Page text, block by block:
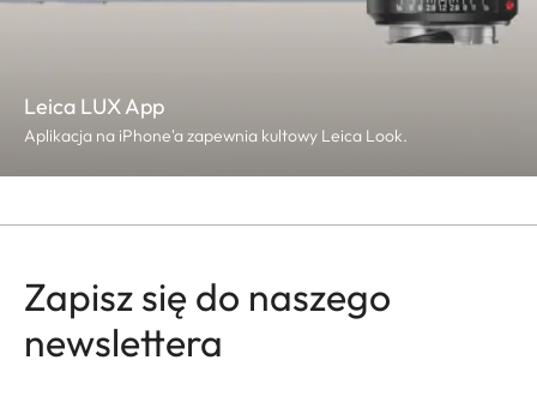
Leica LUX App
Aplikacja na iPhone'a zapewnia kultowy Leica Look.
Zapisz się do naszego
newslettera